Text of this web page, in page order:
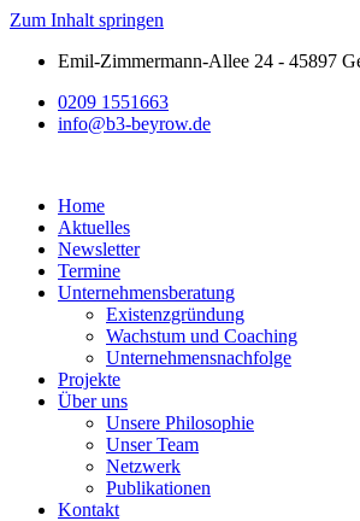
Zum Inhalt springen
Emil-Zimmermann-Allee 24 - 45897
0209 1551663
info@b3-beyrow.de
Home
Aktuelles
Newsletter
Termine
Unternehmensberatung
Existenzgründung
Wachstum und Coaching
Unternehmensnachfolge
Projekte
Über uns
Unsere Philosophie
Unser Team
Netzwerk
Publikationen
Kontakt